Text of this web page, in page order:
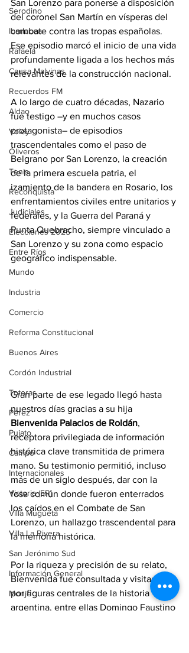
Serodino
Ibarlucea
Rafaela
Causa Malvinas
Recuerdos FM
Aldao
Voley
Oliveros
Tenis
Reconquista
Judiciales
Elecciones 2025
Entre Ríos
Mundo
Industria
Comercio
Reforma Constitucional
Buenos Aires
Cordón Industrial
Totoras
Pérez
Pujato
Campo
Internacionales
Victoria (ER)
Villa Mugueta
Villa La Rivera
San Jerónimo Sud
Información General
Monje
San Lorenzo para ponerse a disposición
del coronel San Martín en vísperas del
combate contra las tropas españolas.
Ese episodio marcó el inicio de una vida
profundamente ligada a los hechos más
relevantes de la construcción nacional.
A lo largo de cuatro décadas, Nazario
fue testigo –y en muchos casos
protagonista– de episodios
trascendentales como el paso de
Belgrano por San Lorenzo, la creación
de la primera escuela patria, el
izamiento de la bandera en Rosario, los
enfrentamientos civiles entre unitarios y
federales, y la Guerra del Paraná y
Punta Quebracho, siempre vinculado a
San Lorenzo y su zona como espacio
geográfico indispensable.
Gran parte de ese legado llegó hasta
nuestros días gracias a su hija
Bienvenida Palacios de Roldán,
receptora privilegiada de información
histórica clave transmitida de primera
mano. Su testimonio permitió, incluso
más de un siglo después, dar con la
fosa común donde fueron enterrados
los caídos en el Combate de San
Lorenzo, un hallazgo trascendental para
la memoria histórica.
Por la riqueza y precisión de su relato,
Bienvenida fue consultada y visitada
por figuras centrales de la historia
argentina, entre ellas Domingo Faustino